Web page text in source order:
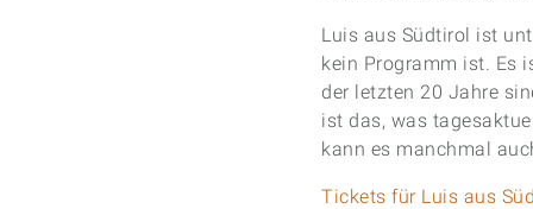
Luis aus Südtirol ist
kein Programm ist. Es
der letzten 20 Jahre
ist das, was
kann es manchmal
Tickets für Luis aus